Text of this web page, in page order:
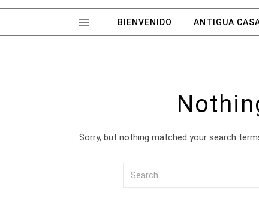
BIENVENIDO ANTIGUA
Sorry, but nothing matched your search